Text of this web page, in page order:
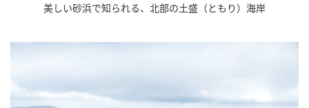
美しい砂浜で知られる、北部の土盛（ともり）海岸